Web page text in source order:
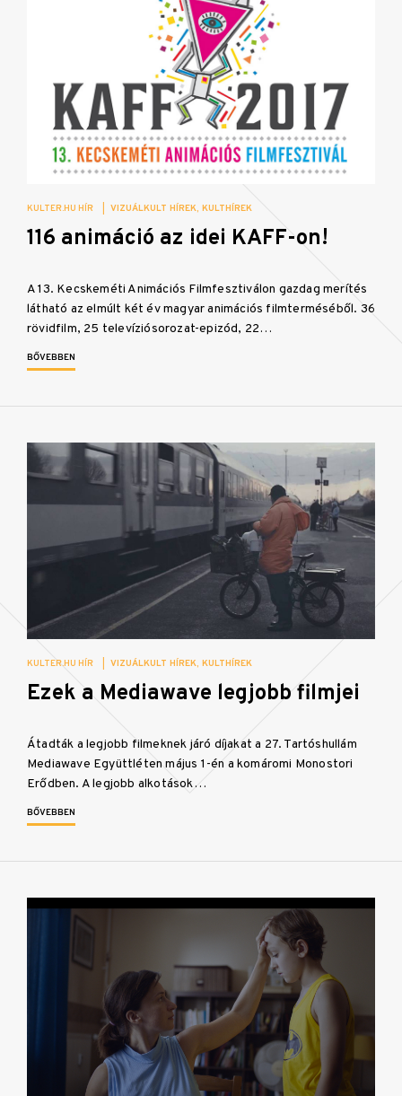
KULTER.HU HÍR VIZUÁLKULT HÍREK KULTHÍREK
116 animáció az idei KAFF-on!
A 13. Kecskeméti Animációs Filmfesztiválon gazdag merítés
látható az elmúlt két év magyar animációs filmterméséből. 36
rövidfilm, 25 televíziósorozat-epizód, 22…
BŐVEBBEN
KULTER.HU HÍR VIZUÁLKULT HÍREK KULTHÍREK
Ezek a Mediawave legjobb filmjei
Átadták a legjobb filmeknek járó díjakat a 27. Tartóshullám
Mediawave Együttléten május 1-én a komáromi Monostori
Erődben. A legjobb alkotások…
BŐVEBBEN